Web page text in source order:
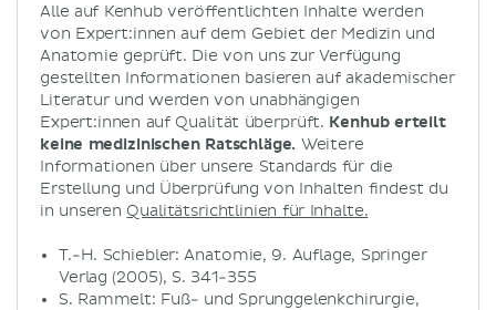
Alle auf Kenhub veröffentlichten Inhalte werden
von Expert:innen auf dem Gebiet der Medizin und
Anatomie geprüft. Die von uns zur Verfügung
gestellten Informationen basieren auf akademischer
Literatur und werden von unabhängigen
Expert:innen auf Qualität überprüft. Kenhub erteilt
keine medizinischen Ratschläge. Weitere
Informationen über unsere Standards für die
Erstellung und Überprüfung von Inhalten findest du
in unseren Qualitätsrichtlinien für Inhalte.
T.-H. Schiebler: Anatomie, 9. Auflage, Springer
Verlag (2005), S. 341-355
S. Rammelt: Fuß- und Sprunggelenkchirurgie,